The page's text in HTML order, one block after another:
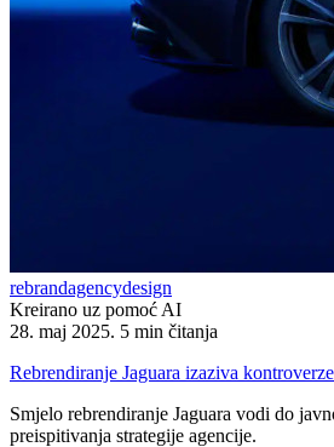
rebrandagencydesign
Kreirano uz pomoć AI
28. maj 2025. 5 min čitanja
Rebrendiranje Jaguara izaziva
Smjelo rebrendiranje Jaguara vodi do
preispitivanja strategije agencije.